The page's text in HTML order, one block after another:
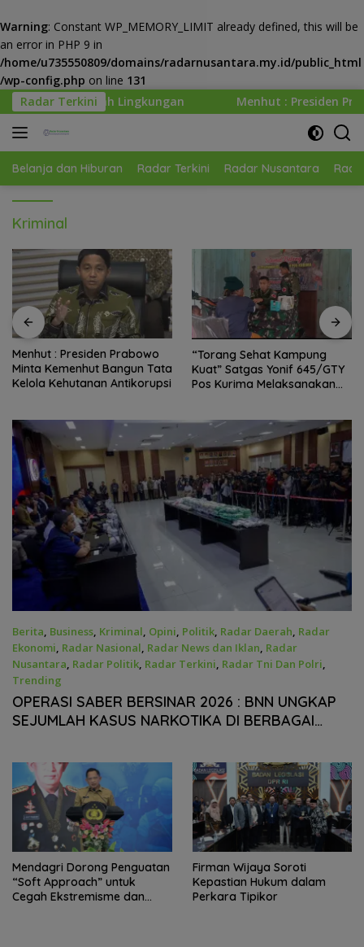
Warning: Constant WP_MEMORY_LIMIT already defined, this will be
an error in PHP 9 in
/home/u735550809/domains/radarnusantara.my.id/public_html
/wp-config.php on line 131
Langsung
ke
konten
Radar TerkiniMenhut : Presiden Prabowo Minta Kemenhut
Belanja dan Hiburan Radar Terkini Radar Nusantara
Kriminal
Menhut : Presiden Prabowo
Minta Kemenhut Bangun Tata
Kelola Kehutanan Antikorupsi
“Torang Sehat Kampung
Kuat” Satgas Yonif 645/GTY
Pos Kurima Melaksanakan
Berita, Business, Kriminal, Opini, Politik, Radar Daerah, Radar
Ekonomi, Radar Nasional, Radar News dan Iklan, Radar
Nusantara, Radar Politik, Radar Terkini, Radar Tni Dan Polri,
Trending
Mei 19, 2026
OPERASI SABER BERSINAR 2026 : BNN UNGKAP
SEJUMLAH KASUS NARKOTIKA DI BERBAGAI
Mendagri Dorong Penguatan
“Soft Approach” untuk
Cegah Ekstremisme dan
Firman Wijaya Soroti
Kepastian Hukum dalam
Perkara Tipikor